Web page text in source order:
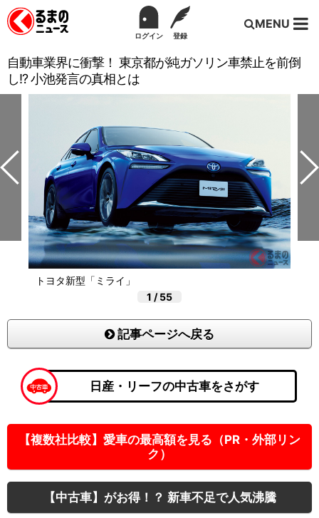
ログイン 登録
MENU
自動車業界に衝撃！ 東京都が純ガソリン車禁止を前倒
し!? 小池発言の真相とは
トヨタ新型「ミライ」
1 /55
記事ページへ戻る
日産・リーフの中古車をさがす
【複数社比較】愛車の最高額を見る（PR・外部リン
ク）
【中古車】がお得！？ 新車不足で人気沸騰